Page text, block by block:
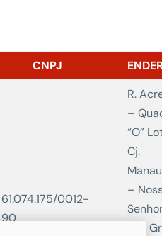
CNPJ
61.074.175/0012-
90
R.
–
“O”
Cj.
–
das